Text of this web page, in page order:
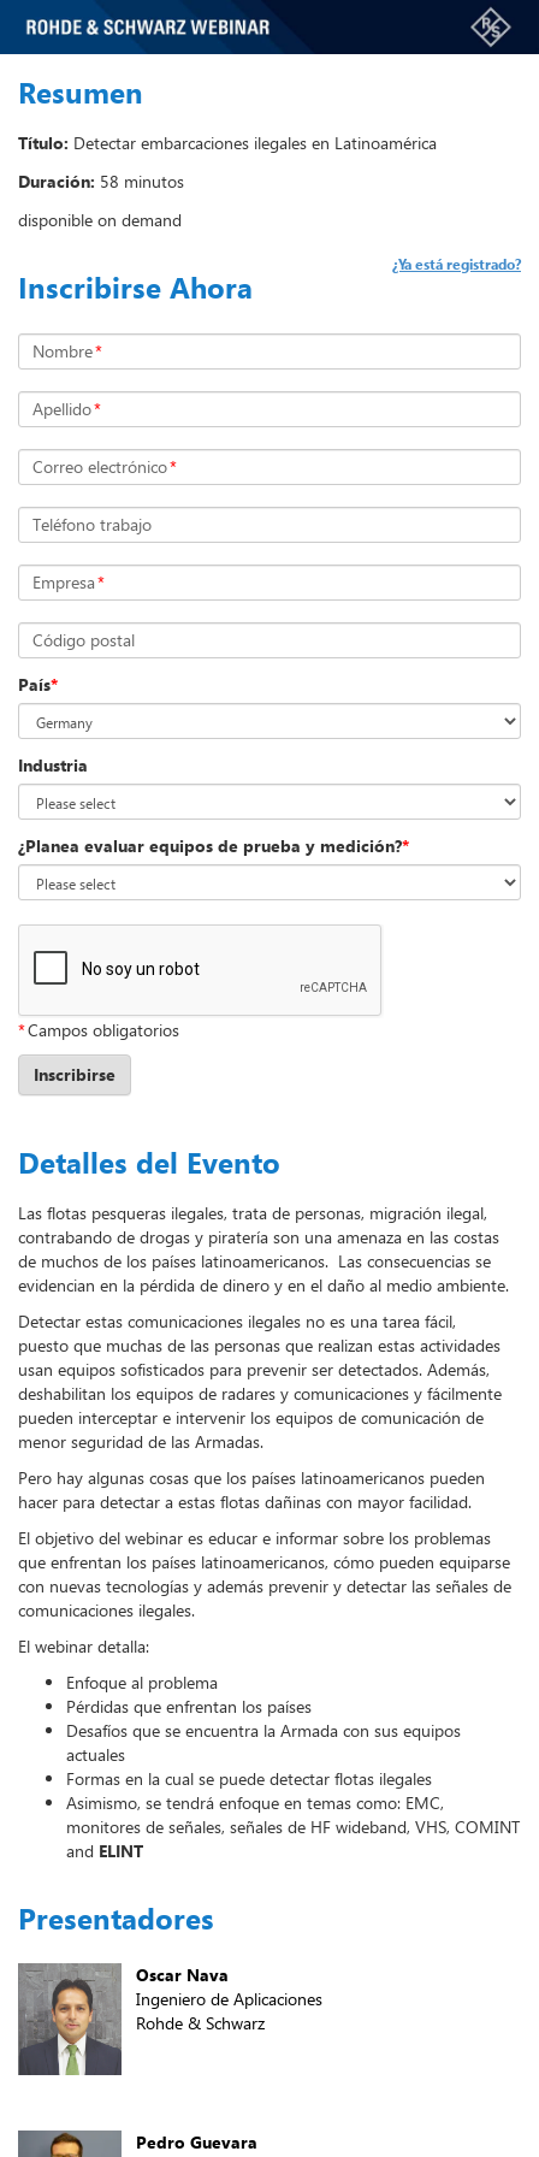
Resumen
Título: Detectar embarcaciones ilegales en Latinoamérica
Duración: 58 minutos
disponible on demand
Inscribirse Ahora
¿Ya está registrado?
Nombre*
Apellido*
Correo electrónico*
Teléfono trabajo
Empresa*
Código postal
País*
Industria
¿Planea evaluar equipos de prueba y medición?*
*Campos obligatorios
Inscribirse
Detalles del Evento
Las flotas pesqueras ilegales, trata de personas, migración ilegal,
contrabando de drogas y piratería son una amenaza en las costas
de muchos de los países latinoamericanos. Las consecuencias se
evidencian en la pérdida de dinero y en el daño al medio ambiente.
Detectar estas comunicaciones ilegales no es una tarea fácil,
puesto que muchas de las personas que realizan estas actividades
usan equipos sofisticados para prevenir ser detectados. Además,
deshabilitan los equipos de radares y comunicaciones y fácilmente
pueden interceptar e intervenir los equipos de comunicación de
menor seguridad de las Armadas.
Pero hay algunas cosas que los países latinoamericanos pueden
hacer para detectar a estas flotas dañinas con mayor facilidad.
El objetivo del webinar es educar e informar sobre los problemas
que enfrentan los países latinoamericanos, cómo pueden equiparse
con nuevas tecnologías y además prevenir y detectar las señales de
comunicaciones ilegales.
El webinar detalla:
Enfoque al problema
Pérdidas que enfrentan los países
Desafíos que se encuentra la Armada con sus equipos
actuales
Formas en la cual se puede detectar flotas ilegales
Asimismo, se tendrá enfoque en temas como: EMC,
monitores de señales, señales de HF wideband, VHS, COMINT
and ELINT
Presentadores
Oscar Nava
Ingeniero de Aplicaciones
Rohde & Schwarz
Pedro Guevara